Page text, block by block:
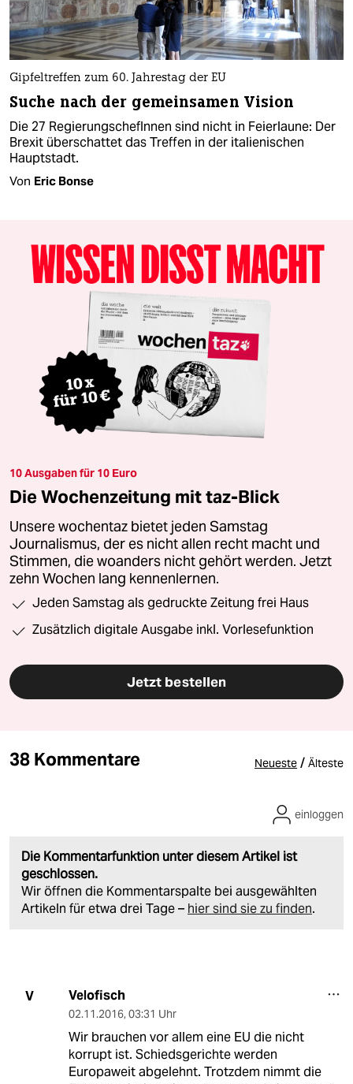
Gipfeltreffen zum 60. Jahrestag der EU
Suche nach der gemeinsamen Vision
Die 27 RegierungschefInnen sind nicht in Feierlaune: Der
Brexit überschattet das Treffen in der italienischen
Hauptstadt.
Von Eric Bonse
10 Ausgaben für 10 Euro
Die Wochenzeitung mit taz-Blick
Unsere wochentaz bietet jeden Samstag
Journalismus, der es nicht allen recht macht und
Stimmen, die woanders nicht gehört werden. Jetzt
zehn Wochen lang kennenlernen.
Jeden Samstag als gedruckte Zeitung frei Haus
Zusätzlich digitale Ausgabe inkl. Vorlesefunktion
Jetzt bestellen
38 Kommentare Neueste / Älteste
Die Kommentarfunktion unter diesem Artikel ist
geschlossen.
Wir öffnen die Kommentarspalte bei ausgewählten
Artikeln für etwa drei Tage – hier sind sie zu finden.
einloggen
V Velofisch
02.11.2016, 03:31 Uhr
Wir brauchen vor allem eine EU die nicht
korrupt ist. Schiedsgerichte werden
Europaweit abgelehnt. Trotzdem nimmt die